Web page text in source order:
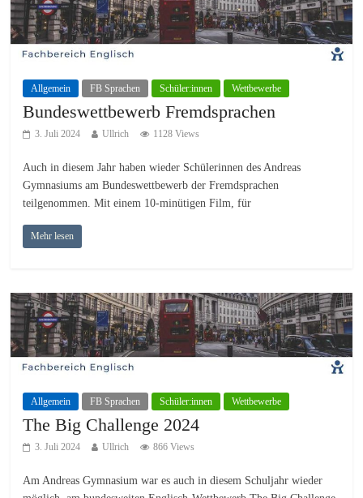
Allgemein FB Sprachen Schüler:innen Wettbewerbe
Bundeswettbewerb Fremdsprachen
3. Juli 2024 Ullrich 1128 Views
Auch in diesem Jahr haben wieder Schülerinnen des Andreas
Gymnasiums am Bundeswettbewerb der Fremdsprachen
teilgenommen. Mit einem 10-minütigen Film, für
Mehr lesen
Allgemein FB Sprachen Schüler:innen Wettbewerbe
The Big Challenge 2024
3. Juli 2024 Ullrich 866 Views
Am Andreas Gymnasium war es auch in diesem Schuljahr wieder